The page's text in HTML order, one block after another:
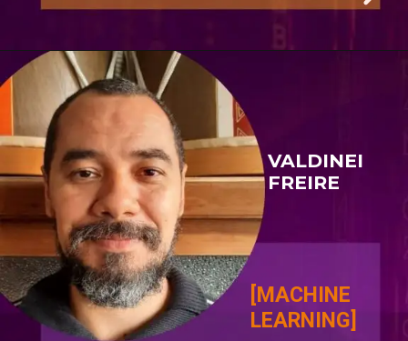
VALDINEI
FREIRE
[MACHINE
LEARNING]